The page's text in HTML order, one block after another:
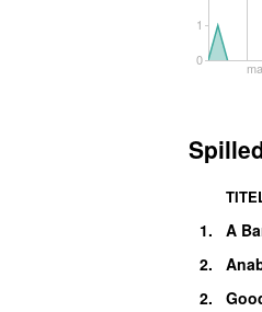
0
1
1. A
2.
2.